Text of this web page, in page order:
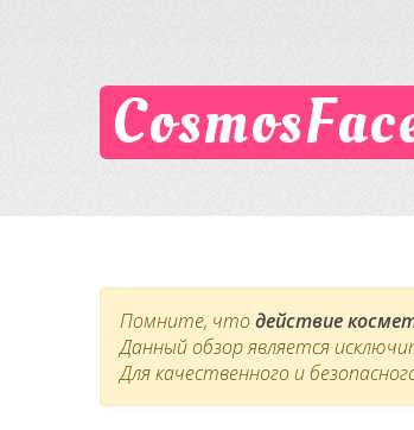
Помните, чтодействие
Данный обзор является
Для качественного и